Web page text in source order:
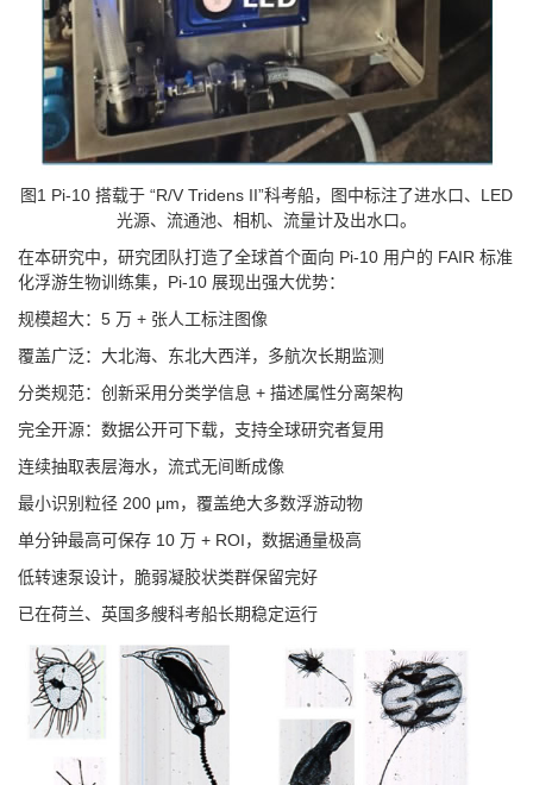
图1 Pi-10 搭载于 “R/V Tridens II”科考船，图中标注了进水口、LED
光源、流通池、相机、流量计及出水口。
在本研究中，研究团队打造了全球首个面向 Pi-10 用户的 FAIR 标准
化浮游生物训练集，Pi-10 展现出强大优势：
规模超大：5 万 + 张人工标注图像
覆盖广泛：大北海、东北大西洋，多航次长期监测
分类规范：创新采用分类学信息 + 描述属性分离架构
完全开源：数据公开可下载，支持全球研究者复用
连续抽取表层海水，流式无间断成像
最小识别粒径 200 μm，覆盖绝大多数浮游动物
单分钟最高可保存 10 万 + ROI，数据通量极高
低转速泵设计，脆弱凝胶状类群保留完好
已在荷兰、英国多艘科考船长期稳定运行